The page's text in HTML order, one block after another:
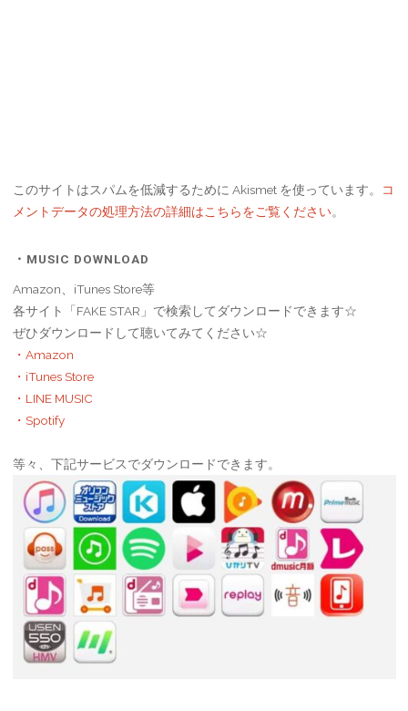
このサイトはスパムを低減するために Akismet を使っています。
コ
メントデータの処理方法の詳細はこちらをご覧ください。
・MUSIC DOWNLOAD
Amazon、iTunes Store等
各サイト「FAKE STAR」で検索してダウンロードできます☆
ぜひダウンロードして聴いてみてください☆
・Amazon
・iTunes Store
・LINE MUSIC
・Spotify
等々、下記サービスでダウンロードできます。